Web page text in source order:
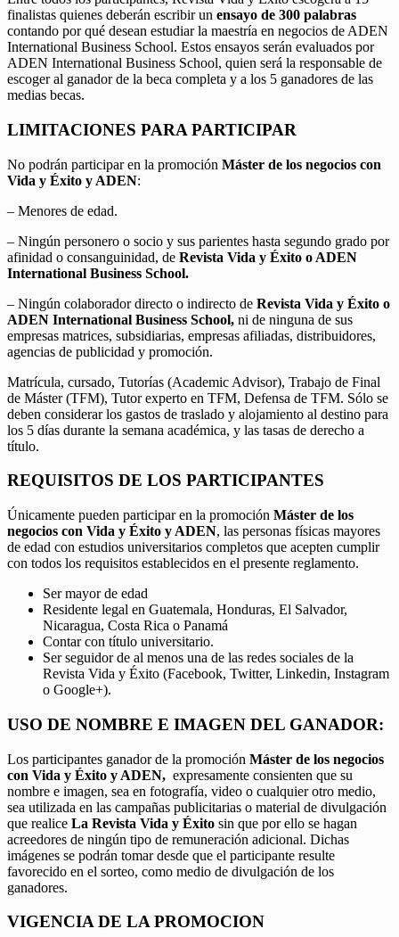
finalistas quienes deberán escribir un ensayo de 300 palabras
contando por qué desean estudiar la maestría en negocios de ADEN
International Business School. Estos ensayos serán evaluados por
ADEN International Business School, quien será la responsable de
escoger al ganador de la beca completa y a los 5 ganadores de las
medias becas.
LIMITACIONES PARA PARTICIPAR
No podrán participar en la promoción Máster de los negocios con
Vida y Éxito y ADEN:
– Menores de edad.
– Ningún personero o socio y sus parientes hasta segundo grado por
afinidad o consanguinidad, de Revista Vida y Éxito o ADEN
International Business School.
– Ningún colaborador directo o indirecto de Revista Vida y Éxito o
ADEN International Business School, ni de ninguna de sus
empresas matrices, subsidiarias, empresas afiliadas, distribuidores,
agencias de publicidad y promoción.
Matrícula, cursado, Tutorías (Academic Advisor), Trabajo de Final
de Máster (TFM), Tutor experto en TFM, Defensa de TFM. Sólo se
deben considerar los gastos de traslado y alojamiento al destino para
los 5 días durante la semana académica, y las tasas de derecho a
título.
REQUISITOS DE LOS PARTICIPANTES
Únicamente pueden participar en la promoción Máster de los
negocios con Vida y Éxito y ADEN, las personas físicas mayores
de edad con estudios universitarios completos que acepten cumplir
con todos los requisitos establecidos en el presente reglamento.
Ser mayor de edad
Residente legal en Guatemala, Honduras, El Salvador,
Nicaragua, Costa Rica o Panamá
Contar con título universitario.
Ser seguidor de al menos una de las redes sociales de la
Revista Vida y Éxito (Facebook, Twitter, Linkedin, Instagram
o Google+).
USO DE NOMBRE E IMAGEN DEL GANADOR:
Los participantes ganador de la promoción Máster de los negocios
con Vida y Éxito y ADEN, expresamente consienten que su
nombre e imagen, sea en fotografía, video o cualquier otro medio,
sea utilizada en las campañas publicitarias o material de divulgación
que realice La Revista Vida y Éxito sin que por ello se hagan
acreedores de ningún tipo de remuneración adicional. Dichas
imágenes se podrán tomar desde que el participante resulte
favorecido en el sorteo, como medio de divulgación de los
ganadores.
VIGENCIA DE LA PROMOCION